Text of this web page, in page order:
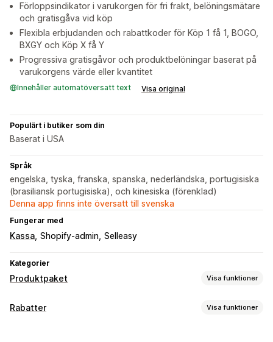
Förloppsindikator i varukorgen för fri frakt, belöningsmätare
och gratisgåva vid köp
Flexibla erbjudanden och rabattkoder för Köp 1 få 1, BOGO,
BXGY och Köp X få Y
Progressiva gratisgåvor och produktbelöningar baserat på
varukorgens värde eller kvantitet
Innehåller automatöversatt text Visa original
Populärt i butiker som din
Baserat i USA
Språk
engelska, tyska, franska, spanska, nederländska, portugisiska
(brasiliansk portugisiska), och kinesiska (förenklad)
Denna app finns inte översatt till svenska
Fungerar med
Kassa Shopify-admin Selleasy
Kategorier
Produktpaket Visa funktioner
Pakettyper
Rabatter Visa funktioner